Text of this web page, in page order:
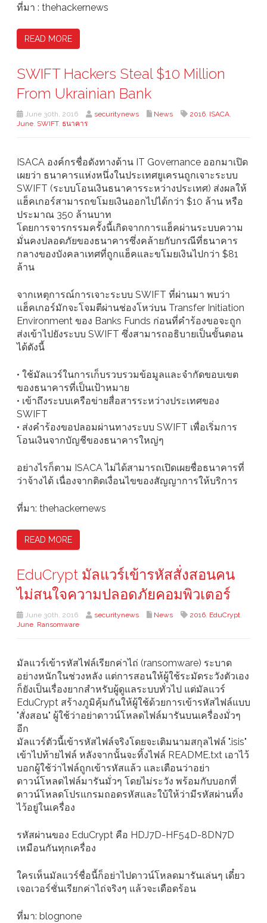
ที่มา : thehackernews
READ MORE
SWIFT Hackers Steal $10 Million
From Ukrainian Bank
June 30th, 2016 securitynews News 2016, ISACA,
June, SWIFT, ธนาคาร
ISACA องค์กรชื่อดังทางด้าน IT Governance ออกมาเปิด
เผยว่า ธนาคารแห่งหนึ่งในประเทศยูเครนถูกเจาะระบบ
SWIFT (ระบบโอนเงินธนาคารระหว่างประเทศ) ส่งผลให้
แฮ็คเกอร์สามารถขโมยเงินออกไปได้กว่า $10 ล้าน หรือ
ประมาณ 350 ล้านบาท
โดยการจารกรรมครั้งนี้เกิดจากการแฮ็คผ่านระบบความ
มั่นคงปลอดภัยของธนาคารซึ่งคล้ายกับกรณีที่ธนาคาร
กลางของบังคลาเทศที่ถูกแฮ็คและขโมยเงินไปกว่า $81
ล้าน
จากเหตุการณ์การเจาะระบบ SWIFT ที่ผ่านมา พบว่า
แฮ็คเกอร์มักจะโจมตีผ่านช่องโหว่บน Transfer Initiation
Environment ของ Banks Funds ก่อนที่คำร้องขอจะถูก
ส่งเข้าไปยังระบบ SWIFT ซึ่งสามารถอธิบายเป็นขั้นตอน
ได้ดังนี้
• ใช้มัลแวร์ในการเก็บรวบรวมข้อมูลและจำกัดขอบเขต
ของธนาคารที่เป็นเป้าหมาย
• เข้าถึงระบบเครือข่ายสื่อสารระหว่างประเทศของ
SWIFT
• ส่งคำร้องขอปลอมผ่านทางระบบ SWIFT เพื่อเริ่มการ
โอนเงินจากบัญชีของธนาคารใหญ่ๆ
อย่างไรก็ตาม ISACA ไม่ได้สามารถเปิดเผยชื่อธนาคารที่
ว่าจ้างได้ เนื่องจากติดเงื่อนไขของสัญญาการให้บริการ
ที่มา: thehackernews
READ MORE
EduCrypt มัลแวร์เข้ารหัสสั่งสอนคน
ไม่สนใจความปลอดภัยคอมพิวเตอร์
June 30th, 2016 securitynews News 2016, EduCrypt,
June, Ransomware
มัลแวร์เข้ารหัสไฟล์เรียกค่าไถ่ (ransomware) ระบาด
อย่างหนักในช่วงหลัง แต่การสอนให้ผู้ใช้ระมัดระวังตัวเอง
ก็ยังเป็นเรื่องยากสำหรับผู้ดูแลระบบทั่วไป แต่มัลแวร์
EduCrypt สร้างภูมิคุ้มกันให้ผู้ใช้ด้วยการเข้ารหัสไฟล์แบบ
"สั่งสอน" ผู้ใช้ว่าอย่าดาวน์โหลดไฟล์มารันบนเครื่องมั่วๆ
อีก
มัลแวร์ตัวนี้เข้ารหัสไฟล์จริงโดยจะเติมนามสกุลไฟล์ ".isis"
เข้าไปท้ายไฟล์ หลังจากนั้นจะทิ้งไฟล์ README.txt เอาไว้
บอกผู้ใช้ว่าไฟล์ถูกเข้ารหัสแล้ว และเตือนว่าอย่า
ดาวน์โหลดไฟล์มารันมั่วๆ โดยไม่ระวัง พร้อมกับบอกที่
ดาวน์โหลดโปรแกรมถอดรหัสและใบ้ให้ว่ามีรหัสผ่านทิ้ง
ไว้อยู่ในเครื่อง
รหัสผ่านของ EduCrypt คือ HDJ7D-HF54D-8DN7D
เหมือนกันทุกเครื่อง
ใครเห็นมัลแวร์ชื่อนี้ก็อย่าไปดาวน์โหลดมารันเล่นๆ เดี๋ยว
เจอเวอร์ชั่นเรียกค่าไถ่จริงๆ แล้วจะเดือดร้อน
ที่มา: blognone